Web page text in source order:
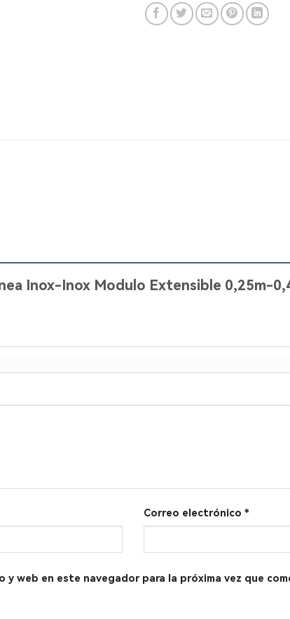
Inox-Inox Modulo Extensible 0,25m-
Correo electrónico *
y web en este navegador para la próxima vez que